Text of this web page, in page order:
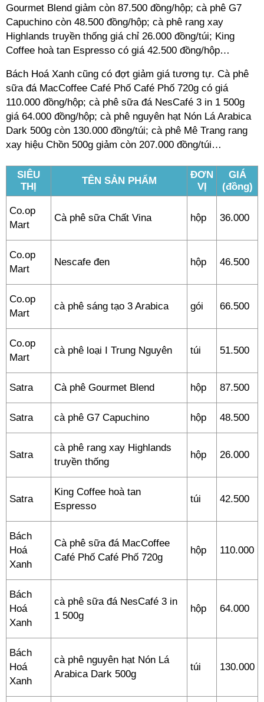
Gourmet Blend giảm còn 87.500 đồng/hộp; cà phê G7
Capuchino còn 48.500 đồng/hộp; cà phê rang xay
Highlands truyền thống giá chỉ 26.000 đồng/túi; King
Coffee hoà tan Espresso có giá 42.500 đồng/hộp…
Bách Hoá Xanh cũng có đợt giảm giá tương tự. Cà phê
sữa đá MacCoffee Café Phố Café Phố 720g có giá
110.000 đồng/hộp; cà phê sữa đá NesCafé 3 in 1 500g
giá 64.000 đồng/hộp; cà phê nguyên hạt Nón Lá Arabica
Dark 500g còn 130.000 đồng/túi; cà phê Mê Trang rang
xay hiệu Chồn 500g giảm còn 207.000 đồng/túi…
SIÊU
THỊ
TÊN SẢN PHẨM
ĐƠN
VỊ
GIÁ
(đồng)
Co.op
Mart
Cà phê sữa Chất Vina hộp 36.000
Co.op
Mart
Nescafe đen hộp 46.500
Co.op
Mart
cà phê sáng tạo 3 Arabica gói 66.500
Co.op
Mart
cà phê loại I Trung Nguyên túi 51.500
Satra Cà phê Gourmet Blend hộp 87.500
Satra cà phê G7 Capuchino hộp 48.500
Satra
cà phê rang xay Highlands
truyền thống
hộp 26.000
Satra
King Coffee hoà tan
Espresso
túi 42.500
Bách
Hoá
Xanh
Cà phê sữa đá MacCoffee
Café Phố Café Phố 720g
hộp 110.000
Bách
Hoá
Xanh
cà phê sữa đá NesCafé 3 in
1 500g
hộp 64.000
Bách
Hoá
Xanh
cà phê nguyên hạt Nón Lá
Arabica Dark 500g
túi 130.000